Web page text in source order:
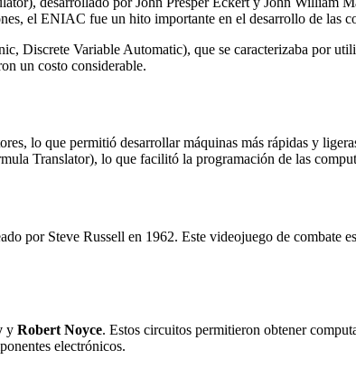
el ENIAC fue un hito importante en el desarrollo de las
Discrete Variable Automatic), que se caracterizaba por
un costo considerable.
lo que permitió desarrollar máquinas más rápidas y
Translator), lo que facilitó la programación de las
por Steve Russell en 1962. Este videojuego de combate
y Robert Noyce. Estos circuitos permitieron obtener
electrónicos.